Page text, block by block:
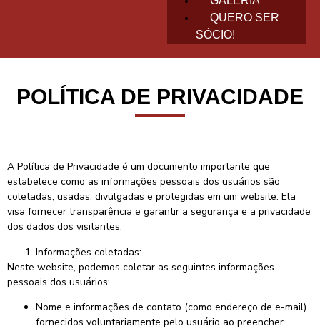
QUERO SER
SÓCIO!
POLÍTICA DE PRIVACIDADE
A Política de Privacidade é um documento importante que
estabelece como as informações pessoais dos usuários são
coletadas, usadas, divulgadas e protegidas em um website. Ela
visa fornecer transparência e garantir a segurança e a privacidade
dos dados dos visitantes.
Informações coletadas:
Neste website, podemos coletar as seguintes informações
pessoais dos usuários:
Nome e informações de contato (como endereço de e-mail)
fornecidos voluntariamente pelo usuário ao preencher